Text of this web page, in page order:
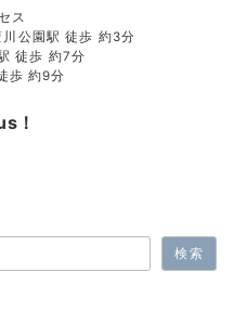
ス
川公園駅 徒歩 約3分
徒歩 約7分
歩 約9分
！
検索